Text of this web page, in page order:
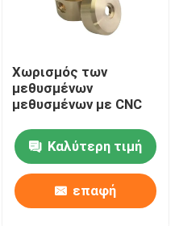
Χωρισμός των
μεθυσμένων
μεθυσμένων με CNC
Καλύτερη τιμή
επαφή